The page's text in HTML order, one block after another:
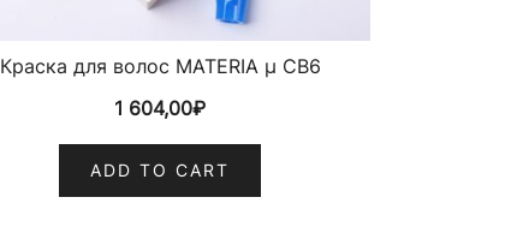
Краска для волос MATERIA µ CB6
1 604,00₽
ADD TO CART